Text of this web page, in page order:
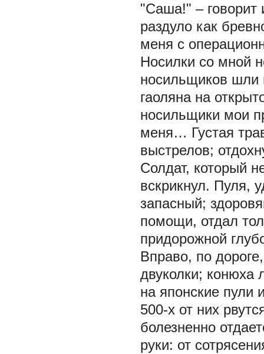
"Саша!" – говорит
раздуло как
меня с
Носилки со мной
носильщиков шли
гаоляна на
носильщики мои
меня… Густая
выстрелов;
Солдат, который
вскрикнул. Пуля,
запасный;
помощи, отдал
придорожной
Вправо, по
двуколки; конюха
на японские
500-х от них
болезненно
руки: от